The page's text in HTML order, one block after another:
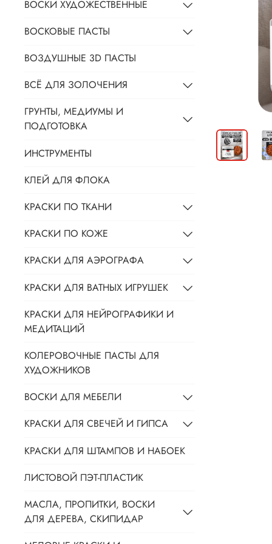
ВОСКИ ХУДОЖЕСТВЕННЫЕ
ВОСКОВЫЕ ПАСТЫ
ВОЗДУШНЫЕ 3D ПАСТЫ
ВСЁ ДЛЯ ЗОЛОЧЕНИЯ
ГРУНТЫ, МЕДИУМЫ И
ПОДГОТОВКА
ИНСТРУМЕНТЫ
КЛЕЙ ДЛЯ ФЛОКА
КРАСКИ ПО ТКАНИ
КРАСКИ ПО КОЖЕ
КРАСКИ ДЛЯ АЭРОГРАФА
КРАСКИ ДЛЯ ВАТНЫХ ИГРУШЕК
КРАСКИ ДЛЯ НЕЙРОГРАФИКИ И
МЕДИТАЦИЙ
КОЛЕРОВОЧНЫЕ ПАСТЫ ДЛЯ
ХУДОЖНИКОВ
ВОСКИ ДЛЯ МЕБЕЛИ
КРАСКИ ДЛЯ СВЕЧЕЙ И ГИПСА
КРАСКИ ДЛЯ ШТАМПОВ И НАБОЕК
ЛИСТОВОЙ ПЭТ-ПЛАСТИК
МАСЛА, ПРОПИТКИ, ВОСКИ
ДЛЯ ДЕРЕВА, СКИПИДАР